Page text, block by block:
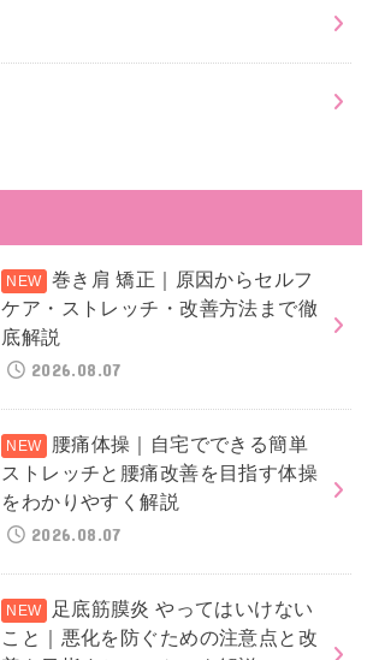
巻き肩 矯正｜原因からセルフ
ケア・ストレッチ・改善方法まで徹
底解説
2026.08.07
腰痛体操｜自宅でできる簡単
ストレッチと腰痛改善を目指す体操
をわかりやすく解説
2026.08.07
足底筋膜炎 やってはいけない
こと｜悪化を防ぐための注意点と改